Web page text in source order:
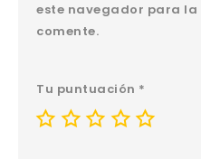
este navegador para la
comente.
Tu puntuación *